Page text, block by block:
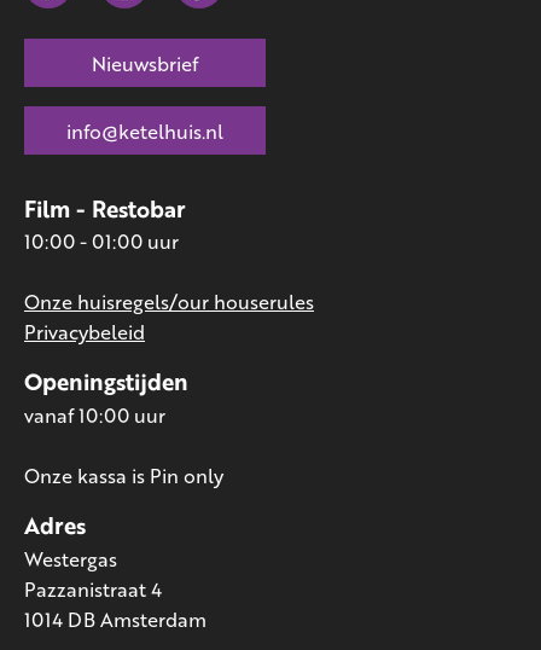
Adres
Westergas
Pazzanistraat 4
1014 DB Amsterdam
Openingstijden
vanaf 10:00 uur
Onze kassa is Pin only
Film - Restobar
10:00 - 01:00 uur
Onze huisregels/our houserules
Privacybeleid
Nieuwsbrief
info@ketelhuis.nl